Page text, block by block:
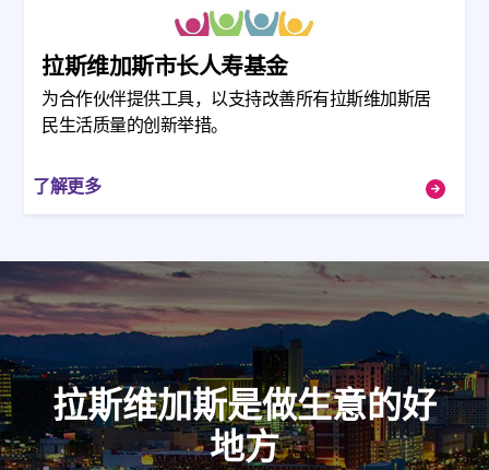
拉斯维加斯市长人寿基金
为合作伙伴提供工具，以支持改善所有拉斯维加斯居
民生活质量的创新举措。
了解更多
拉斯维加斯是做生意的好
地方